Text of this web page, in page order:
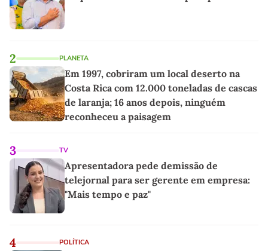
2 PLANETA
Em 1997, cobriram um local deserto na
Costa Rica com 12.000 toneladas de cascas
de laranja; 16 anos depois, ninguém
reconheceu a paisagem
3 TV
Apresentadora pede demissão de
telejornal para ser gerente em empresa:
"Mais tempo e paz"
4 POLÍTICA